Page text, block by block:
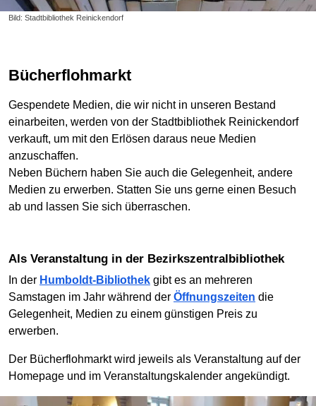
Bild: Stadtbibliothek Reinickendorf
Bücherflohmarkt
Gespendete Medien, die wir nicht in unseren Bestand
einarbeiten, werden von der Stadtbibliothek Reinickendorf
verkauft, um mit den Erlösen daraus neue Medien
anzuschaffen.
Neben Büchern haben Sie auch die Gelegenheit, andere
Medien zu erwerben. Statten Sie uns gerne einen Besuch
ab und lassen Sie sich überraschen.
als Veranstaltung in der Bezirkszentralbibliothek
In der Humboldt-Bibliothek gibt es an mehreren
Samstagen im Jahr während der Öffnungszeiten die
Gelegenheit, Medien zu einem günstigen Preis zu
erwerben.
Der Bücherflohmarkt wird jeweils als Veranstaltung auf der
Homepage und im Veranstaltungskalender angekündigt.